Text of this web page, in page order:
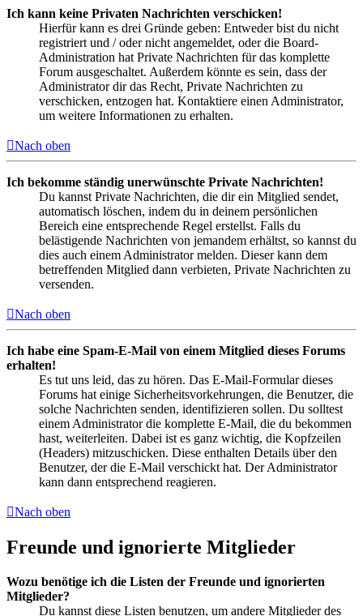
Ich kann keine Privaten Nachrichten verschicken!
Hierfür kann es drei Gründe geben: Entweder bist du nicht
registriert und / oder nicht angemeldet, oder die Board-
Administration hat Private Nachrichten für das komplette
Forum ausgeschaltet. Außerdem könnte es sein, dass der
Administrator dir das Recht, Private Nachrichten zu
verschicken, entzogen hat. Kontaktiere einen Administrator,
um weitere Informationen zu erhalten.
Nach oben
Ich bekomme ständig unerwünschte Private Nachrichten!
Du kannst Private Nachrichten, die dir ein Mitglied sendet,
automatisch löschen, indem du in deinem persönlichen
Bereich eine entsprechende Regel erstellst. Falls du
belästigende Nachrichten von jemandem erhältst, so kannst du
dies auch einem Administrator melden. Dieser kann dem
betreffenden Mitglied dann verbieten, Private Nachrichten zu
versenden.
Nach oben
Ich habe eine Spam-E-Mail von einem Mitglied dieses Forums
erhalten!
Es tut uns leid, das zu hören. Das E-Mail-Formular dieses
Forums hat einige Sicherheitsvorkehrungen, die Benutzer, die
solche Nachrichten senden, identifizieren sollen. Du solltest
einem Administrator die komplette E-Mail, die du bekommen
hast, weiterleiten. Dabei ist es ganz wichtig, die Kopfzeilen
(Headers) mitzuschicken. Diese enthalten Details über den
Benutzer, der die E-Mail verschickt hat. Der Administrator
kann dann entsprechend reagieren.
Nach oben
Freunde und ignorierte Mitglieder
Wozu benötige ich die Listen der Freunde und ignorierten
Mitglieder?
Du kannst diese Listen benutzen, um andere Mitglieder des